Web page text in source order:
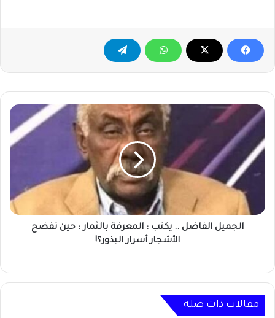
الجميل
الفاضل
..
يكتب
المعرفة
حين
الجميل الفاضل .. يكتب : المعرفة بالثمار : حين تفضح
الأشجار أسرار البذور؟!
مقالات ذات صلة